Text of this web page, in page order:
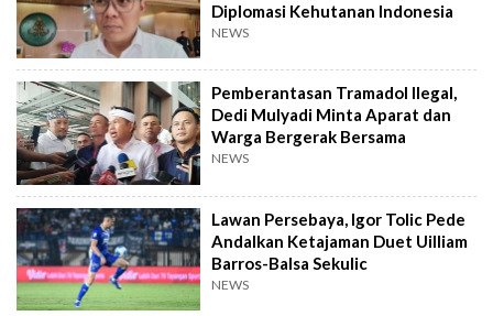
Diplomasi Kehutanan Indonesia
NEWS
Pemberantasan Tramadol Ilegal,
Dedi Mulyadi Minta Aparat dan
Warga Bergerak Bersama
NEWS
Lawan Persebaya, Igor Tolic Pede
Andalkan Ketajaman Duet Uilliam
Barros-Balsa Sekulic
NEWS